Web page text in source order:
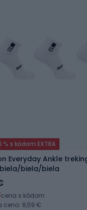
% s kódom EXTRA
Everyday Ankle
biela/biela
cena s kódom
cena: 8,59 €